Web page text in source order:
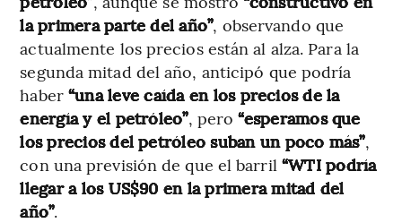
la primera parte del año”, observando que
actualmente los precios están al alza. Para la
segunda mitad del año, anticipó que podría
haber “una leve caída en los precios de la
energía y el petróleo”, pero“esperamos que
los precios del petróleo suban un poco más”,
con una previsión de que el barril “WTI podría
llegar a los US$90 en la primera mitad del
año”.